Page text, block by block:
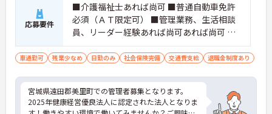
応募要件
■介護福祉士あれば尚可 ■普通自動車免許
必須（ＡＴ限定可） ■管理業務、生活相談
員、リーダー経験あれば尚可あれば尚可 ■
必要なＰＣスキル：エクセル、ワード、メ
ール
車通勤可 残業少なめ 日勤のみ 社会保険完備 交通費支給 退職金制度あり
宮城県遠田郡美里町での管理者募集となります。
2025年健康経営優良法人に認定された法人となりま